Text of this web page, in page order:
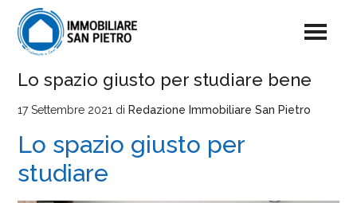
Lo spazio giusto per studiare bene
17 Settembre 2021 di Redazione Immobiliare San Pietro
Lo spazio giusto per
studiare